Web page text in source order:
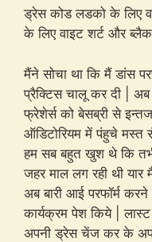
ड्रेस कोड लडको के लिए
के लिए वाइट शर्ट और ब्लैक
मैंने सोचा था कि मैं डांस
प्रैक्टिस चालू कर दी | अब
फ्रेशेर्स को बेसब्री से
ऑडिटोरियम में पंहुचे मस्त
हम सब बहुत खुश थे कि
जहर माल लग रही थी यार
अब बारी आई परफॉर्म
कार्यक्रम पेश किये |
अपनी ड्रेस चेंज कर के